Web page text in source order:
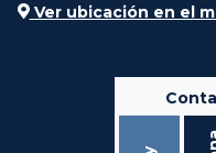
Ver ubicación en el